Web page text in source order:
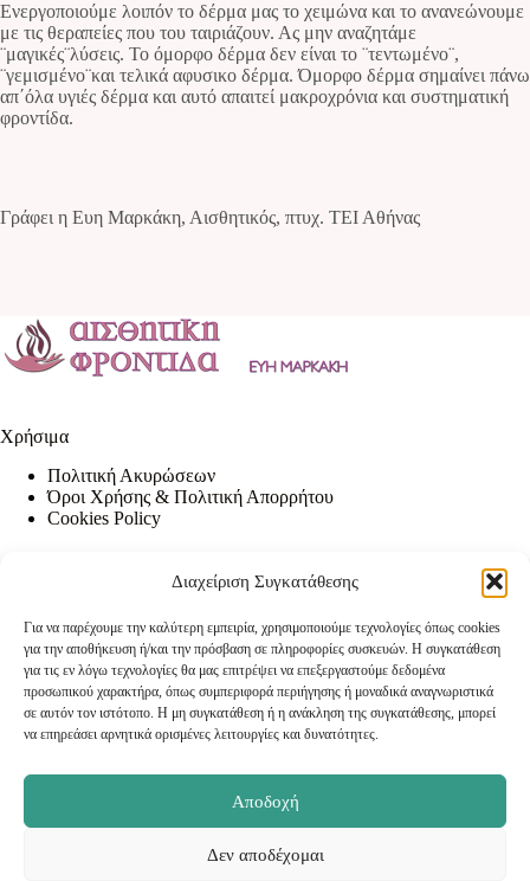
Διαχείριση Συγκατάθεσης
Για να παρέχουμε την καλύτερη εμπειρία, χρησιμοποιούμε τεχνολογίες όπως cookies
για την αποθήκευση ή/και την πρόσβαση σε πληροφορίες συσκευών. Η συγκατάθεση
για τις εν λόγω τεχνολογίες θα μας επιτρέψει να επεξεργαστούμε δεδομένα
προσωπικού χαρακτήρα, όπως συμπεριφορά περιήγησης ή μοναδικά αναγνωριστικά
σε αυτόν τον ιστότοπο. Η μη συγκατάθεση ή η ανάκληση της συγκατάθεσης, μπορεί
να επηρεάσει αρνητικά ορισμένες λειτουργίες και δυνατότητες.
Αποδοχή
Δεν αποδέχομαι
Ενεργοποιούμε λοιπόν το δέρμα μας το χειμώνα και το ανανεώνουμε
με τις θεραπείες που του ταιριάζουν. Ας μην αναζητάμε
¨μαγικές¨λύσεις. Το όμορφο δέρμα δεν είναι το ¨τεντωμένο¨,
¨γεμισμένο¨και τελικά αφυσικο δέρμα. Όμορφο δέρμα σημαίνει πάνω
απ΄όλα υγιές δέρμα και αυτό απαιτεί μακροχρόνια και συστηματική
φροντίδα.
Γράφει η Ευη Μαρκάκη, Αισθητικός, πτυχ. ΤΕΙ Αθήνας
Χρήσιμα
Πολιτική Ακυρώσεων
Όροι Χρήσης & Πολιτική Απορρήτου
Cookies Policy
Address:
Περδικάρη 2, (κάθετος Δαιδάλου) Ηράκλειο
Κρήτη
Phone:
2810 283 713
Email:
info@markaki-beaute.gr
τελευταία νέα και τις προσφορές μας.